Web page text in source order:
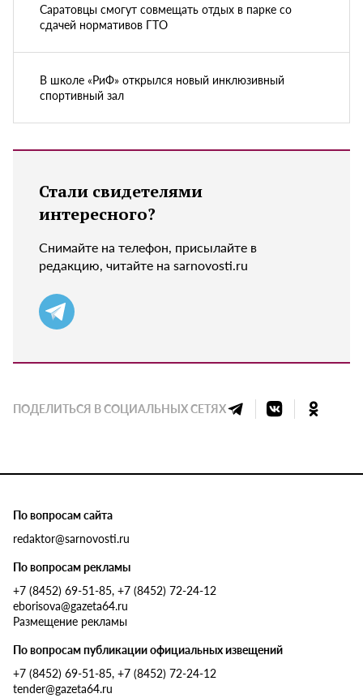
Саратовцы смогут совмещать отдых в парке со
сдачей нормативов ГТО
В школе «РиФ» открылся новый инклюзивный
спортивный зал
Стали свидетелями
интересного?
Снимайте на телефон, присылайте в
редакцию, читайте на sarnovosti.ru
ПОДЕЛИТЬСЯ В СОЦИАЛЬНЫХ СЕТЯХ
По вопросам сайта
redaktor@sarnovosti.ru
По вопросам рекламы
+7 (8452) 69-51-85, +7 (8452) 72-24-12
eborisova@gazeta64.ru
Размещение рекламы
По вопросам публикации официальных извещений
+7 (8452) 69-51-85, +7 (8452) 72-24-12
tender@gazeta64.ru